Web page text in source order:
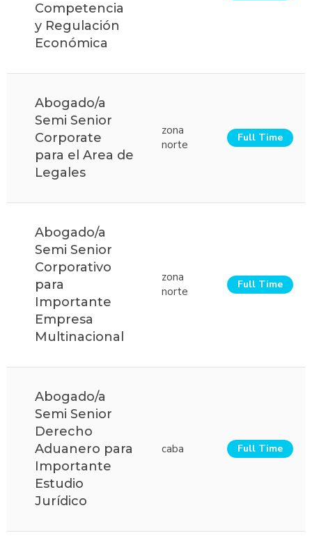
Competencia
y Regulación
Económica
Abogado/a
Semi Senior
Corporate
para el Area de
Legales
zona
norte
Full Time
Abogado/a
Semi Senior
Corporativo
para
Importante
Empresa
Multinacional
zona
norte
Full Time
Abogado/a
Semi Senior
Derecho
Aduanero para
Importante
Estudio
Jurídico
caba Full Time